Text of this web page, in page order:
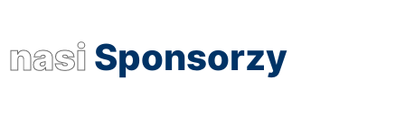
nasi Sponsorzy